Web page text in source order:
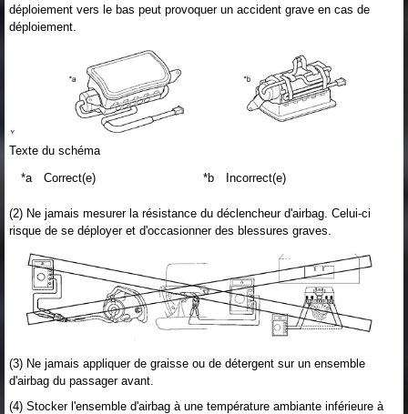
déploiement vers le bas peut provoquer un accident grave en cas de
déploiement.
Texte du schéma
*a
Correct(e) *b Incorrect(e)
(2) Ne jamais mesurer la résistance du déclencheur d'airbag. Celui-ci
risque de se déployer et d'occasionner des blessures graves.
(3) Ne jamais appliquer de graisse ou de détergent sur un ensemble
d'airbag du passager avant.
(4) Stocker l'ensemble d'airbag à une température ambiante inférieure à